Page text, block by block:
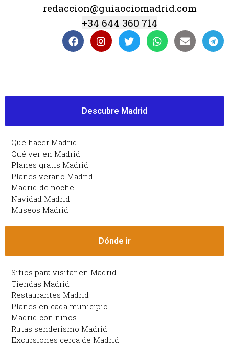
redaccion@guiaociomadrid.com
+34 644 360 714
Descubre Madrid
Qué hacer Madrid
Qué ver en Madrid
Planes gratis Madrid
Planes verano Madrid
Madrid de noche
Navidad Madrid
Museos Madrid
Dónde ir
Sitios para visitar en Madrid
Tiendas Madrid
Restaurantes Madrid
Planes en cada municipio
Madrid con niños
Rutas senderismo Madrid
Excursiones cerca de Madrid